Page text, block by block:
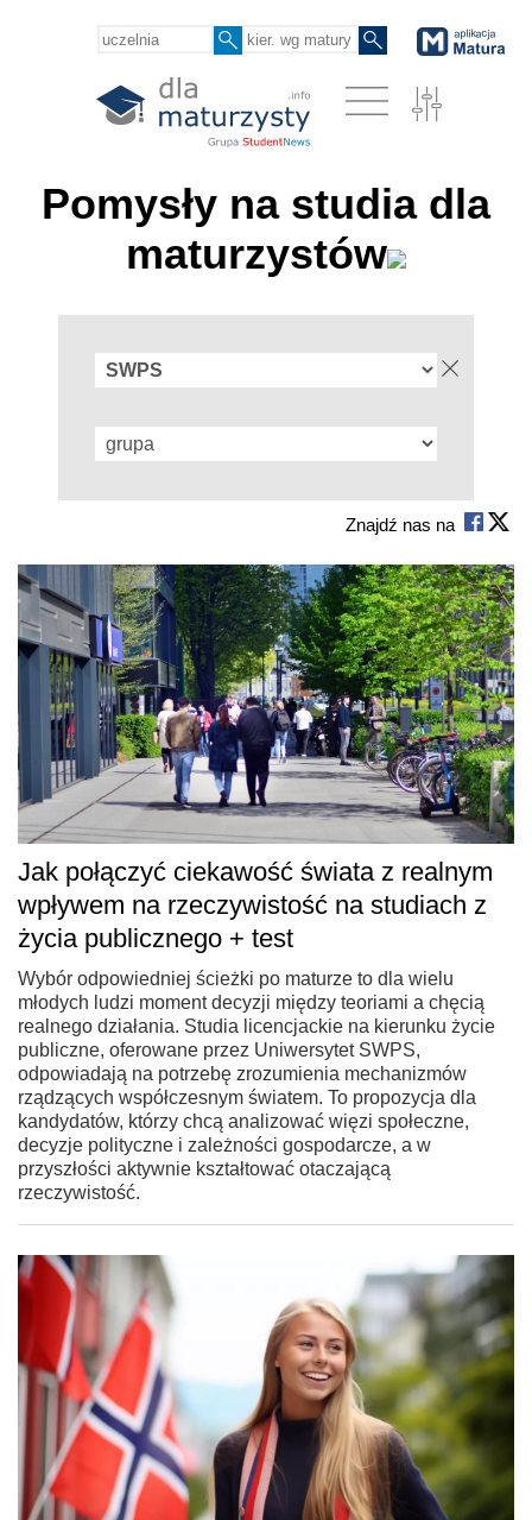
Pomysły na studia dla
maturzystów
Znajdź nas na
Jak połączyć ciekawość świata z realnym
wpływem na rzeczywistość na studiach z
życia publicznego + test
Wybór odpowiedniej ścieżki po maturze to dla wielu
młodych ludzi moment decyzji między teoriami a chęcią
realnego działania. Studia licencjackie na kierunku życie
publiczne, oferowane przez Uniwersytet SWPS,
odpowiadają na potrzebę zrozumienia mechanizmów
rządzących współczesnym światem. To propozycja dla
kandydatów, którzy chcą analizować więzi społeczne,
decyzje polityczne i zależności gospodarcze, a w
przyszłości aktywnie kształtować otaczającą
rzeczywistość.